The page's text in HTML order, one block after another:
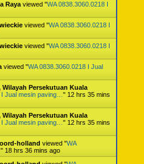
Raya viewed "WA 0838.3060.0218 I
viewed "WA 0838.3060.0218 I
viewed "WA 0838.3060.0218 I
viewed "WA 0838.3060.0218 I Jual
Wilayah Persekutuan Kuala
Jual mesin paving… " 12 hrs 35 mins
Wilayah Persekutuan Kuala
Jual mesin paving… " 12 hrs 35 mins
holland viewed "WA
" 18 hrs 36 mins ago